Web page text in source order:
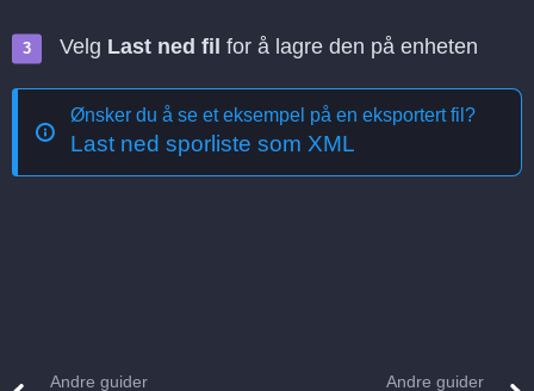
Velg Last ned fil for å lagre den på enheten
Ønsker du å se et eksempel på en eksportert fil?
Last ned sporliste som XML
Andre guider Andre guider